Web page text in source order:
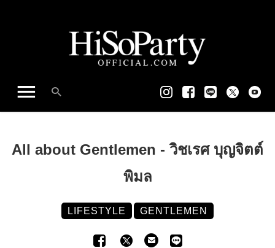
All about Gentlemen - วิชเรศ บุญจิตต์
พิมล
LIFESTYLE GENTLEMEN